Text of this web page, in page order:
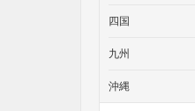
四国
九州
沖縄